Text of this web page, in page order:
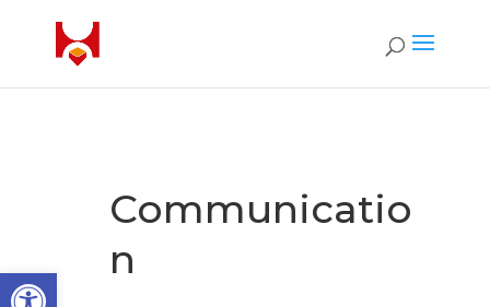
Ouvrir la barre d’outils
Communicatio
n